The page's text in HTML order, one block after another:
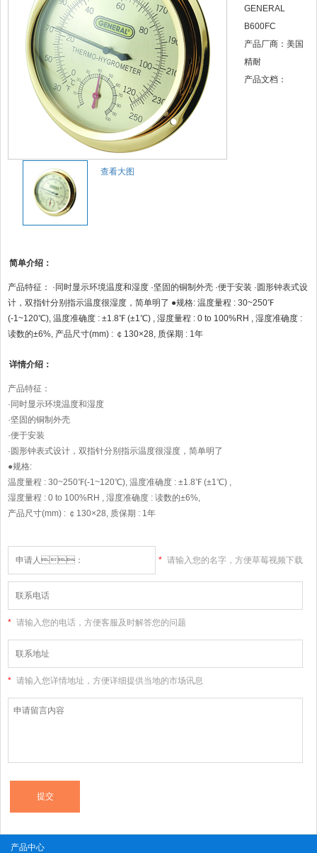
查看大图
GENERAL
B600FC
产品厂商：美国
精耐
产品文档：
简单介绍：
产品特征： ·同时显示环境温度和湿度 ·坚固的铜制外壳 ·便于安装 ·圆形钟表式设
计，双指针分别指示温度很湿度，简单明了 ●规格: 温度量程 : 30~250℉
(-1~120℃), 温度准确度 : ±1.8℉ (±1℃) , 湿度量程 : 0 to 100%RH , 湿度准确度 :
读数的±6%, 产品尺寸(mm) : ￠130×28, 质保期 : 1年
详情介绍：
产品特征：
·同时显示环境温度和湿度
·坚固的铜制外壳
·便于安装
·圆形钟表式设计，双指针分别指示温度很湿度，简单明了
●规格:
温度量程 : 30~250℉(-1~120℃), 温度准确度 : ±1.8℉ (±1℃) ,
湿度量程 : 0 to 100%RH , 湿度准确度 : 读数的±6%,
产品尺寸(mm) : ￠130×28, 质保期 : 1年
* 请输入您的名字，方便草莓视频下载
* 请输入您的电话，方便客服及时解答您的问题
* 请输入您详情地址，方便详细提供当地的市场讯息
产品中心